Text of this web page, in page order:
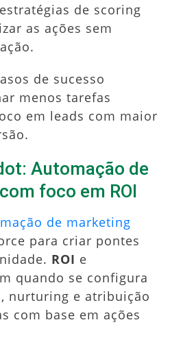
de scoring
as ações sem
de sucesso
menos tarefas
em leads com maior
Automação de
foco em ROI
de marketing
para criar pontes
ROI e
quando se configura
nurturing e atribuição
com base em ações